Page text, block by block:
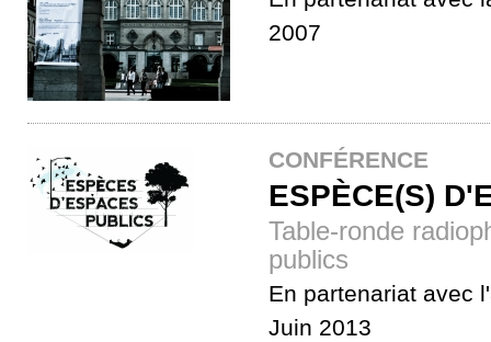
2007
CONFÉRENCE
ESPÈCE(S)
Table-ronde
publics
En partenariat avec
Juin 2013